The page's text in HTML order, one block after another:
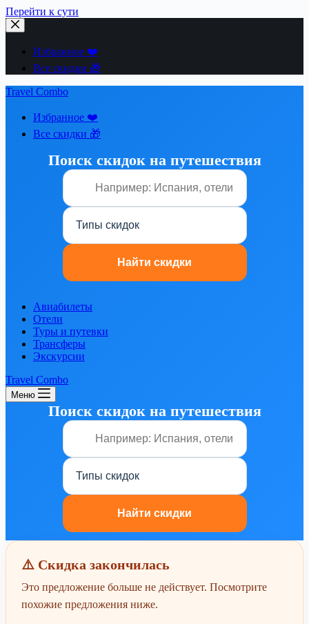
Перейти к сути
Избранное ❤️
Все скидки 🎁
Travel Combo
Избранное ❤️
Все скидки 🎁
Поиск скидок на путешествия
Авиабилеты
Отели
Туры и путевки
Трансферы
Экскурсии
Travel Combo
Меню
Поиск скидок на путешествия
⚠️ Скидка закончилась
Это предложение больше не действует. Посмотрите
похожие предложения ниже.